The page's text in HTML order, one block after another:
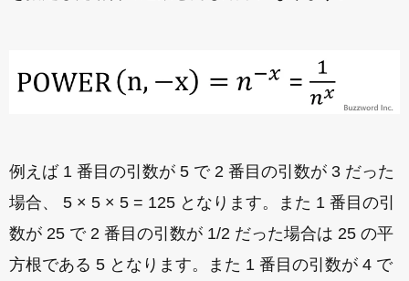
例えば 1 番目の引数が 5 で 2 番目の引数が 3 だった
場合、 5 × 5 × 5 = 125 となります。また 1 番目の引
数が 25 で 2 番目の引数が 1/2 だった場合は 25 の平
方根である 5 となります。また 1 番目の引数が 4 で